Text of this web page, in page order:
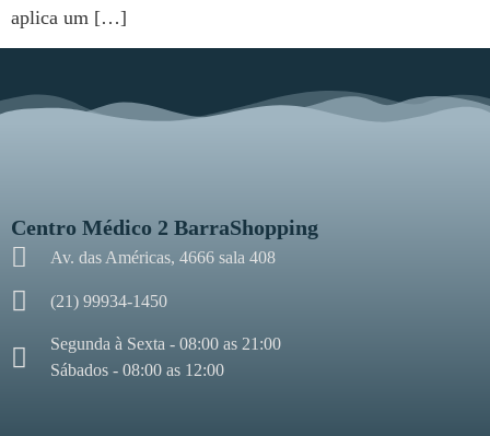
aplica um […]
Centro Médico 2 BarraShopping
Av. das Américas, 4666 sala 408
(21) 99934-1450
Segunda à Sexta - 08:00 as 21:00
Sábados - 08:00 as 12:00